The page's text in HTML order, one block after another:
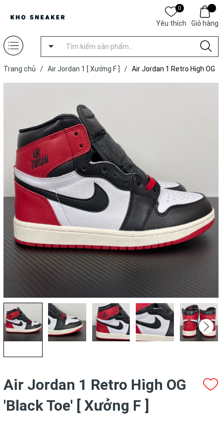
0
Yêu thích Giỏ hàng
Trang chủ / Air Jordan 1 [ Xưởng F ] / Air Jordan 1 Retro High OG
Air Jordan 1 Retro High OG
'Black Toe' [ Xưởng F ]